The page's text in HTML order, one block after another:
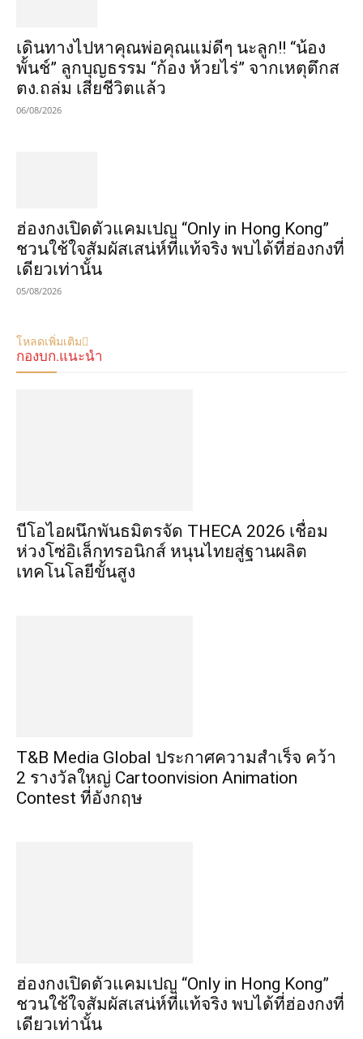
เดินทางไปหาคุณพ่อคุณแม่ดีๆ นะลูก!! “น้อง
พั้นช์” ลูกบุญธรรม “ก้อง ห้วยไร่” จากเหตุตึกส
ตง.ถล่ม เสียชีวิตแล้ว
06/08/2026
ฮ่องกงเปิดตัวแคมเปญ “Only in Hong Kong”
ชวนใช้ใจสัมผัสเสน่ห์ที่แท้จริง พบได้ที่ฮ่องกงที่
เดียวเท่านั้น
05/08/2026
โหลดเพิ่มเติม
กองบก.แนะนำ
บีโอไอผนึกพันธมิตรจัด THECA 2026 เชื่อม
ห่วงโซ่อิเล็กทรอนิกส์ หนุนไทยสู่ฐานผลิต
เทคโนโลยีขั้นสูง
​T&B Media Global ประกาศความสำเร็จ คว้า
2 รางวัลใหญ่ Cartoonvision Animation
Contest ที่อังกฤษ
ฮ่องกงเปิดตัวแคมเปญ “Only in Hong Kong”
ชวนใช้ใจสัมผัสเสน่ห์ที่แท้จริง พบได้ที่ฮ่องกงที่
เดียวเท่านั้น